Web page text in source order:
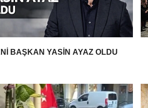
BAŞKAN YASİN AYAZ OLDU